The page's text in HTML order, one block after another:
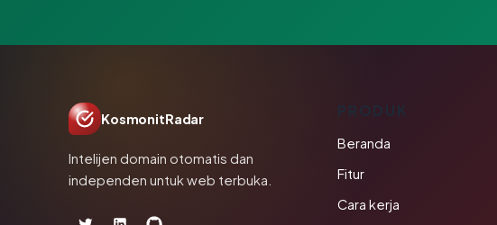
KosmonitRadar
Intelijen domain otomatis dan
independen untuk web terbuka.
Beranda
Fitur
Cara kerja